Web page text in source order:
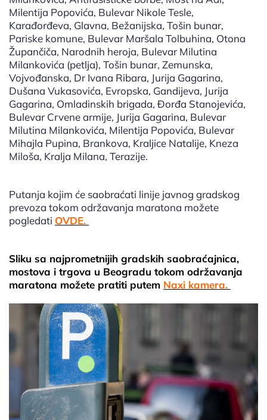
Milentija Popovića, Bulevar Nikole Tesle,
Karađorđeva, Glavna, Bežanijska, Tošin bunar,
Pariske komune, Bulevar Maršala Tolbuhina, Otona
Župančiča, Narodnih heroja, Bulevar Milutina
Milankovića (petlja), Tošin bunar, Zemunska,
Vojvođanska, Dr Ivana Ribara, Jurija Gagarina,
Dušana Vukasovića, Evropska, Gandijeva, Jurija
Gagarina, Omladinskih brigada, Đorđa Stanojevića,
Bulevar Crvene armije, Jurija Gagarina, Bulevar
Milutina Milankovića, Milentija Popovića, Bulevar
Mihajla Pupina, Brankova, Kraljice Natalije, Kneza
Miloša, Kralja Milana, Terazije.
Putanja kojim će saobraćati linije javnog gradskog
prevoza tokom održavanja maratona možete
pogledati OVDE.
Sliku sa najprometnijih gradskih saobraćajnica,
mostova i trgova u Beogradu tokom održavanja
maratona možete pratiti putem Naxi kamera.